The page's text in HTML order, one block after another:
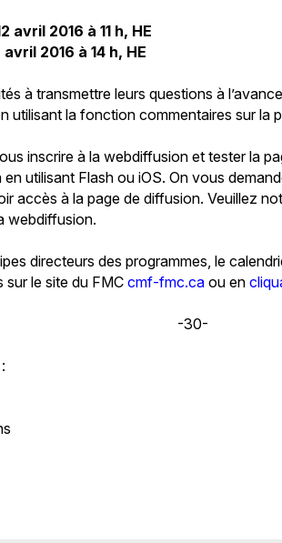
avril 2016 à 11 h, HE
2016 à 14 h, HE
à transmettre leurs questions à
utilisant la fonction commentaires sur la
inscrire à la webdiffusion et tester la
utilisant Flash ou iOS. On vous
accès à la page de diffusion. Veuillez
webdiffusion.
directeurs des programmes, le
sur le site du FMCcmf-fmc.ca ou en
-30-